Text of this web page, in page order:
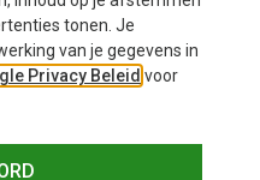
tonen. Je
van je gegevens in
Privacy Beleid voor